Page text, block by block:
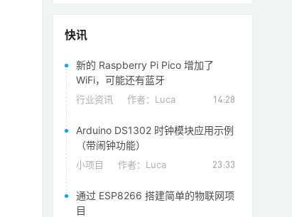
快讯
新的 Raspberry Pi Pico 增加了
WiFi，可能还有蓝牙
行业资讯 作者： Luca 14:28
Arduino DS1302 时钟模块应用示例
（带闹钟功能）
小项目 作者： Luca 23:33
通过 ESP8266 搭建简单的物联网项
目